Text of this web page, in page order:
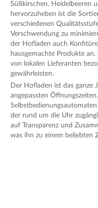
Süßkirschen, Heidelbeeren
hervorzuheben ist die
verschiedenen
Verschwendung zu
der Hofladen auch
hausgemachte Produkte
von lokalen Lieferanten
gewährleisten.
Der Hofladen ist das ganze
angepassten
der rund um die Uhr
auf Transparenz und
was ihn zu einem beliebten